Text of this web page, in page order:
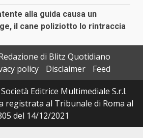
alla guida causa un
il cane poliziotto lo rintraccia
di Blitz Quotidiano
policy Disclaimer
Feed
Editrice Multimediale S.r.l.
registrata al Tribunale di Roma al
del 14/12/2021